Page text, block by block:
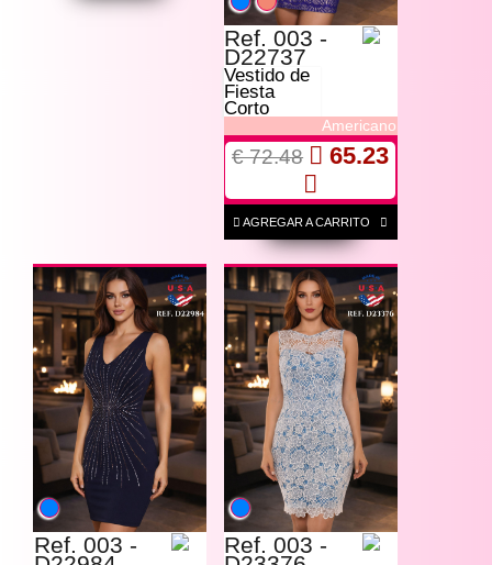
Ref. 003 -
D22737
Vestido de
Fiesta
Corto
Americano
€ 72.48 65.23
AGREGAR A CARRITO
Ref. 003 - Ref. 003 -